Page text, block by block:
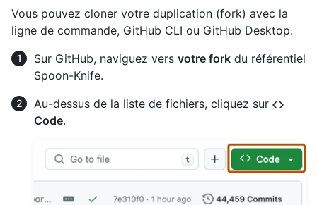
Vous pouvez cloner votre duplication (fork) avec la
ligne de commande, GitHub CLI ou GitHub Desktop.
Sur GitHub, naviguez vers votre fork du référentiel
Spoon-Knife.
Au-dessus de la liste de fichiers, cliquez sur
Code.